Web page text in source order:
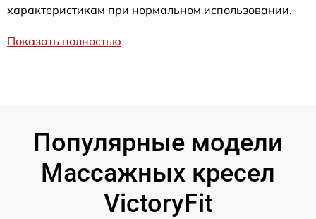
характеристикам при нормальном использовании.
Показать полностью
Популярные модели
Массажных кресел
VictoryFit